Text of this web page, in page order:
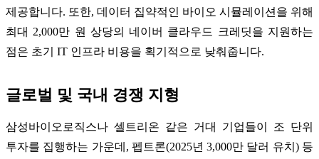
제공합니다. 또한, 데이터 집약적인 바이오 시뮬레이션을 위해
최대 2,000만 원 상당의 네이버 클라우드 크레딧을 지원하는
점은 초기 IT 인프라 비용을 획기적으로 낮춰줍니다.
글로벌 및 국내 경쟁 지형
삼성바이오로직스나 셀트리온 같은 거대 기업들이 조 단위
투자를 집행하는 가운데, 펩트론(2025년 3,000만 달러 유치) 등